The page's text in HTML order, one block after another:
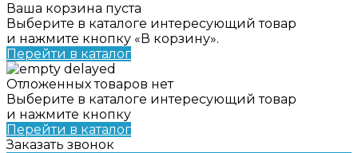
Ваша корзина пуста
Выберите в каталоге интересующий товар
и нажмите кнопку «В корзину».
Перейти в каталог
Отложенных товаров нет
Выберите в каталоге интересующий товар
и нажмите кнопку
Перейти в каталог
Заказать звонок